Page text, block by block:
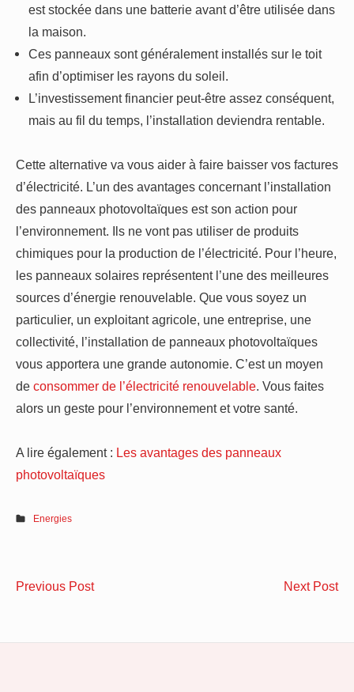
est stockée dans une batterie avant d’être utilisée dans
la maison.
Ces panneaux sont généralement installés sur le toit
afin d’optimiser les rayons du soleil.
L’investissement financier peut-être assez conséquent,
mais au fil du temps, l’installation deviendra rentable.
Cette alternative va vous aider à faire baisser vos factures
d’électricité. L’un des avantages concernant l’installation
des panneaux photovoltaïques est son action pour
l’environnement. Ils ne vont pas utiliser de produits
chimiques pour la production de l’électricité. Pour l’heure,
les panneaux solaires représentent l’une des meilleures
sources d’énergie renouvelable. Que vous soyez un
particulier, un exploitant agricole, une entreprise, une
collectivité, l’installation de panneaux photovoltaïques
vous apportera une grande autonomie. C’est un moyen
de consommer de l’électricité renouvelable. Vous faites
alors un geste pour l’environnement et votre santé.
A lire également : Les avantages des panneaux
photovoltaïques
Energies
Navigation
Previous PostComment
Next Post